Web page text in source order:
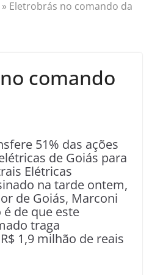
» Eletrobrás no comando da
comando
51% das ações
de Goiás para
Elétricas
na tarde ontem,
de Goiás, Marconi
é de que este
traga
1,9 milhão de reais